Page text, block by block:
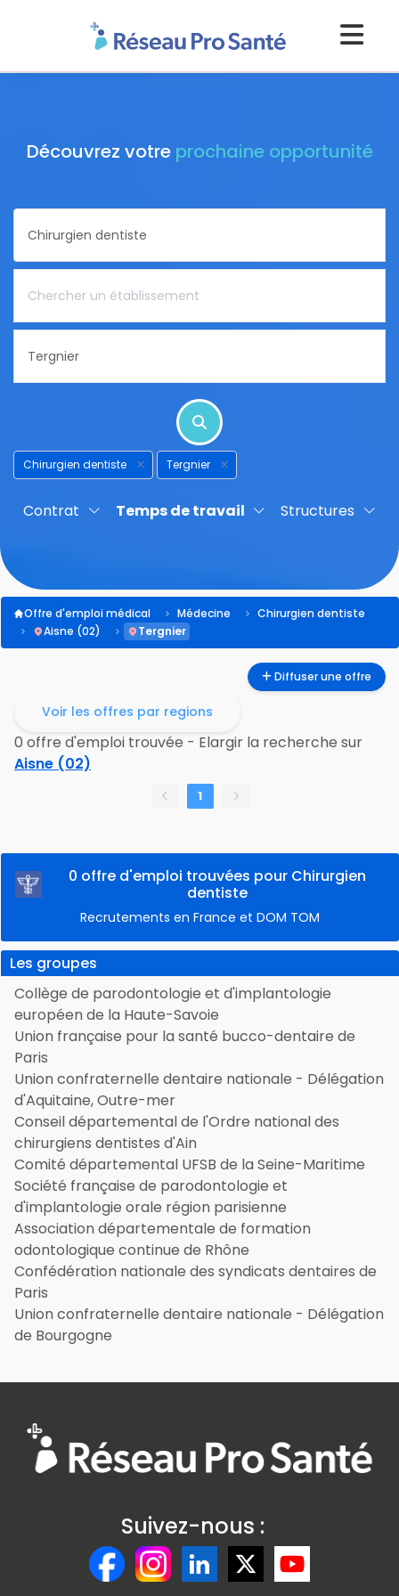
Découvrez votre prochaine opportunité
Chirurgien dentiste Tergnier
Contrat Temps de travail Structures
Offre d'emploi médical Médecine
Chirurgien dentiste
Aisne (02)
Tergnier
0 offre d'emploi trouvées pour Chirurgien
dentiste
Recrutements en France et DOM TOM
Les groupes
Collège de parodontologie et d'implantologie
européen de la Haute-Savoie
Union française pour la santé bucco-dentaire de
Paris
Union confraternelle dentaire nationale - Délégation
d'Aquitaine, Outre-mer
Conseil départemental de l'Ordre national des
chirurgiens dentistes d'Ain
Comité départemental UFSB de la Seine-Maritime
Société française de parodontologie et
d'implantologie orale région parisienne
Association départementale de formation
odontologique continue de Rhône
Confédération nationale des syndicats dentaires de
Paris
Union confraternelle dentaire nationale - Délégation
de Bourgogne
Diffuser une offre
Voir les offres par regions
0 offre d'emploi trouvée - Elargir la recherche sur
Aisne (02)
1
Suivez-nous :